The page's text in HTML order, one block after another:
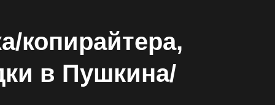
копирайтера,
в Пушкина/